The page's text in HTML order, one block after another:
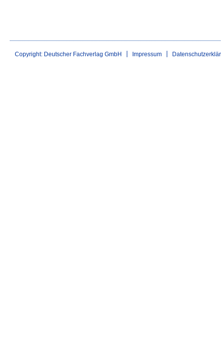
Copyright: Deutscher Fachverlag GmbH Impressum